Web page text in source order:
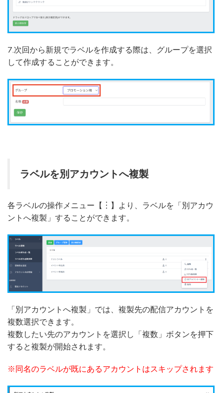
7.次回から新規でラベルを作成する際は、グループを選択
して作成することができます。
ラベルを別アカウントへ複製
各ラベルの操作メニュー【︙】より、ラベルを「別アカウ
ントへ複製」することができます。
「別アカウントへ複製」では、複製先の配信アカウントを
複数選択できます。
複数したい先のアカウントを選択し「複数」ボタンを押下
すると複製が開始されます。
※同名のラベルが既にあるアカウントはスキップされます